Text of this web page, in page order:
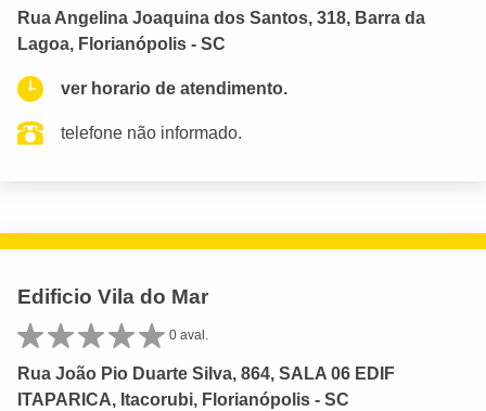
Rua Angelina Joaquina dos Santos, 318, Barra da
Lagoa, Florianópolis - SC
ver horario de atendimento.
telefone não informado.
Edificio Vila do Mar
0 aval.
Rua João Pio Duarte Silva, 864, SALA 06 EDIF
ITAPARICA, Itacorubi, Florianópolis - SC